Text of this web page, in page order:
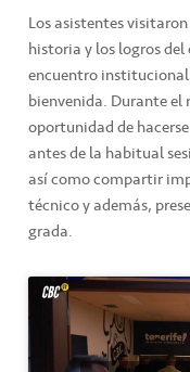
Los asistentes
historia y los logros del
encuentro
bienvenida. Durante el
oportunidad de
antes de la habitual
así como compartir
técnico y además,
grada.